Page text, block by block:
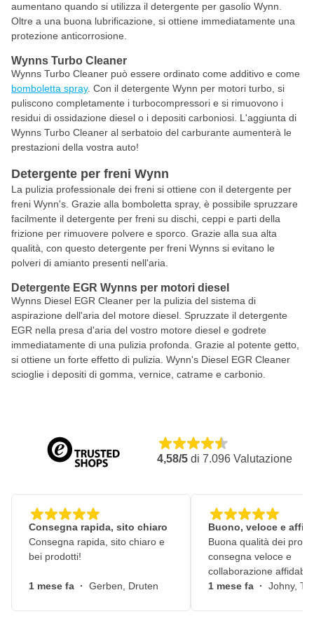
aumentano quando si utilizza il detergente per gasolio Wynn.
Oltre a una buona lubrificazione, si ottiene immediatamente una
protezione anticorrosione.
Wynns Turbo Cleaner
Wynns Turbo Cleaner può essere ordinato come additivo e come
bomboletta spray. Con il detergente Wynn per motori turbo, si
puliscono completamente i turbocompressori e si rimuovono i
residui di ossidazione diesel o i depositi carboniosi. L'aggiunta di
Wynns Turbo Cleaner al serbatoio del carburante aumenterà le
prestazioni della vostra auto!
Detergente per freni Wynn
La pulizia professionale dei freni si ottiene con il detergente per
freni Wynn's. Grazie alla bomboletta spray, è possibile spruzzare
facilmente il detergente per freni su dischi, ceppi e parti della
frizione per rimuovere polvere e sporco. Grazie alla sua alta
qualità, con questo detergente per freni Wynns si evitano le
polveri di amianto presenti nell'aria.
Detergente EGR Wynns per motori diesel
Wynns Diesel EGR Cleaner per la pulizia del sistema di
aspirazione dell'aria del motore diesel. Spruzzate il detergente
EGR nella presa d'aria del vostro motore diesel e godrete
immediatamente di una pulizia profonda. Grazie al potente getto,
si ottiene un forte effetto di pulizia. Wynn's Diesel EGR Cleaner
scioglie i depositi di gomma, vernice, catrame e carbonio.
4,58/5 di 7.096 Valutazione
Consegna rapida, sito chiaro
Consegna rapida, sito chiaro e
bei prodotti!
1 mese fa · Gerben, Druten
Buono, veloce e
Buona qualità dei
consegna veloce e
collaborazione
1 mese fa · Johny,